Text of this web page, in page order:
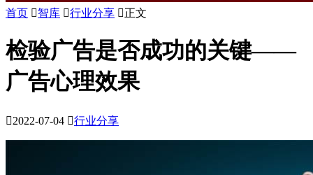
首页 智库 行业分享 正文
检验广告是否成功的关键——
广告心理效果
2022-07-04 行业分享